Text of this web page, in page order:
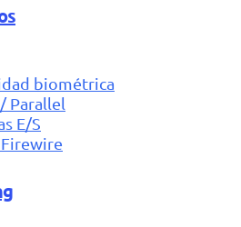
biométrica
Parallel
E/S
Firewire